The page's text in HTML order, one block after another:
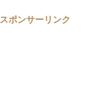
スポンサーリンク